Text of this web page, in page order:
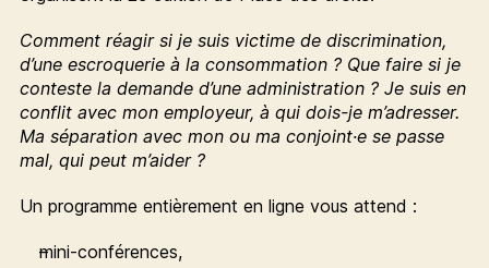
Comment réagir si je suis victime de discrimination,
d’une escroquerie à la consommation ? Que faire si je
conteste la demande d’une administration ? Je suis en
conflit avec mon employeur, à qui dois-je m’adresser.
Ma séparation avec mon ou ma conjoint·e se passe
mal, qui peut m’aider ?
Un programme entièrement en ligne vous attend :
mini-conférences,